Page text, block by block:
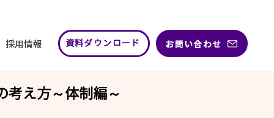
採用情報 資料ダウンロード お問い合わせ
考え方～体制編～